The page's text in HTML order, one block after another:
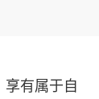
有属于自